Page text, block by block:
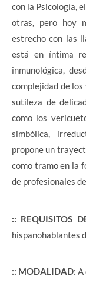
con la Psicología,
otras, pero hoy
estrecho con las
está en íntima
inmunológica,
complejidad de
sutileza de
como los
simbólica,
propone un
como tramo en la
de profesionales
:: REQUISITOS
hispanohablantes
:: MODALIDAD: A